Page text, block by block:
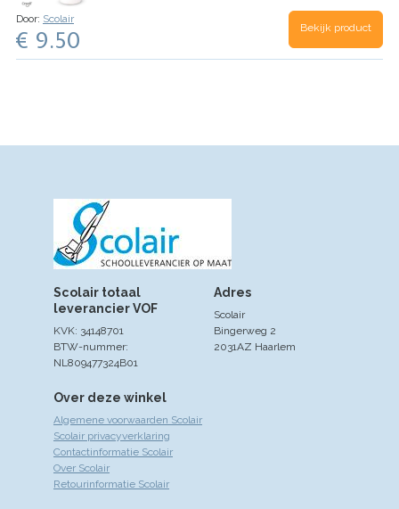
Door: Scolair
€ 9.50 Bekijk product
Over deze winkel
Algemene voorwaarden Scolair
Scolair privacyverklaring
Contactinformatie Scolair
Over Scolair
Retourinformatie Scolair
Adres
Scolair
Bingerweg 2
2031AZ Haarlem
Scolair totaal
leverancier VOF
KVK: 34148701
BTW-nummer:
NL809477324B01